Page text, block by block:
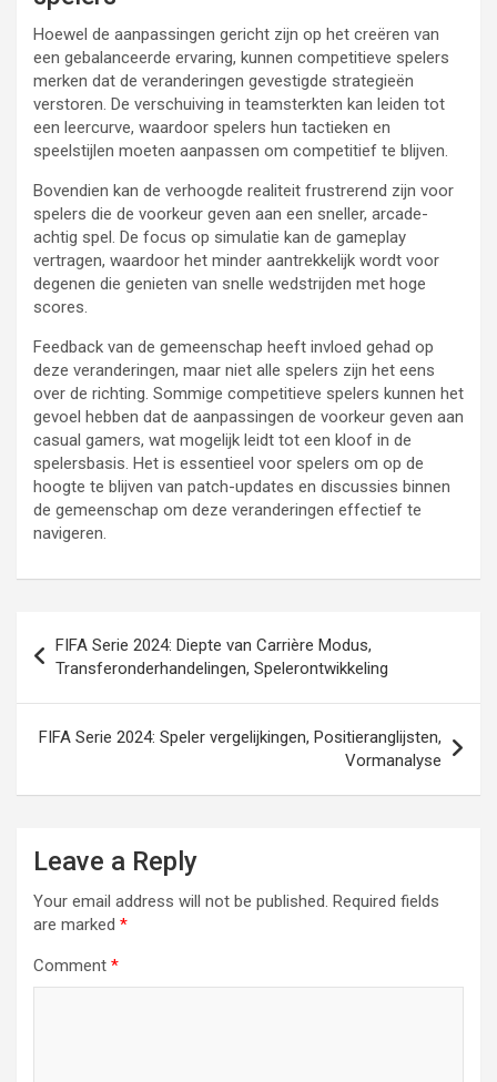
Hoewel de aanpassingen gericht zijn op het creëren van
een gebalanceerde ervaring, kunnen competitieve spelers
merken dat de veranderingen gevestigde strategieën
verstoren. De verschuiving in teamsterkten kan leiden tot
een leercurve, waardoor spelers hun tactieken en
speelstijlen moeten aanpassen om competitief te blijven.
Bovendien kan de verhoogde realiteit frustrerend zijn voor
spelers die de voorkeur geven aan een sneller, arcade-
achtig spel. De focus op simulatie kan de gameplay
vertragen, waardoor het minder aantrekkelijk wordt voor
degenen die genieten van snelle wedstrijden met hoge
scores.
Feedback van de gemeenschap heeft invloed gehad op
deze veranderingen, maar niet alle spelers zijn het eens
over de richting. Sommige competitieve spelers kunnen het
gevoel hebben dat de aanpassingen de voorkeur geven aan
casual gamers, wat mogelijk leidt tot een kloof in de
spelersbasis. Het is essentieel voor spelers om op de
hoogte te blijven van patch-updates en discussies binnen
de gemeenschap om deze veranderingen effectief te
navigeren.
navigation
FIFA Serie 2024: Diepte van Carrière Modus,
Transferonderhandelingen, Spelerontwikkeling
FIFA Serie 2024: Speler vergelijkingen, Positieranglijsten,
Vormanalyse
Leave a Reply
Your email address will not be published. Required fields
are marked *
Comment *